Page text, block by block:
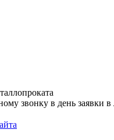
звонку в день заявки